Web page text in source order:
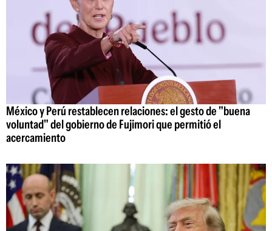
México y Perú restablecen relaciones: el gesto de "buena
voluntad" del gobierno de Fujimori que permitió el
acercamiento